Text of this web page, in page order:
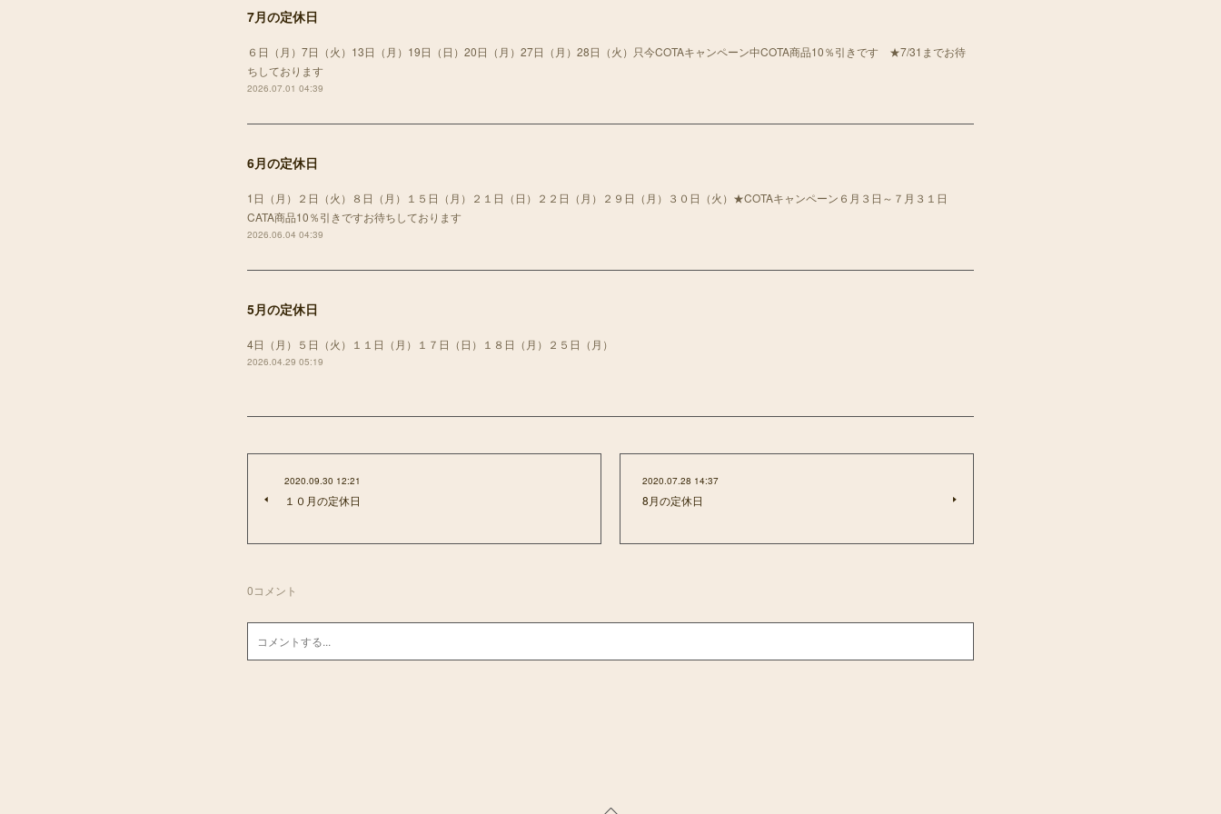
7月の定休日
６日（月）7日（火）13日（月）19日（日）20日（月）27日（月）28日（火）只今COTAキャンペーン中COTA商品10％引きです ★7/31までお待
ちしております
2026.07.01 04:39
6月の定休日
1日（月）２日（火）８日（月）１５日（月）２１日（日）２２日（月）２９日（月）３０日（火）★COTAキャンペーン６月３日～７月３１日
CATA商品10％引きですお待ちしております
2026.06.04 04:39
5月の定休日
4日（月）５日（火）１１日（月）１７日（日）１８日（月）２５日（月）
2026.04.29 05:19
2020.09.30 12:21
１０月の定休日
2020.07.28 14:37
8月の定休日
0コメント